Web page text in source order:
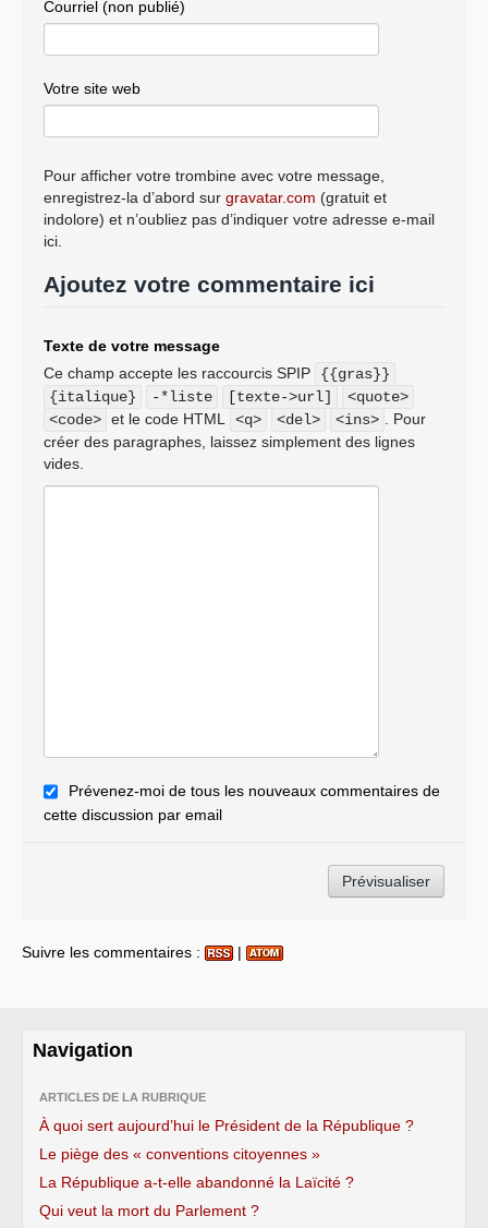
Courriel (non publié)
Votre site web
Pour afficher votre trombine avec votre message,
enregistrez-la d’abord sur gravatar.com (gratuit et
indolore) et n’oubliez pas d’indiquer votre adresse e-mail
ici.
Ajoutez votre commentaire ici
Texte de votre message
Ce champ accepte les raccourcis SPIP
{{gras}}
{italique}
-*liste [texte->url]
<quote>
<code> et le code HTML <q> <del> <ins>
. Pour
créer des paragraphes, laissez simplement des lignes
vides.
Prévenez-moi de tous les nouveaux commentaires de
cette discussion par email
Suivre les commentaires : |
Navigation
ARTICLES DE LA RUBRIQUE
À quoi sert aujourd’hui le Président de la République ?
Le piège des « conventions citoyennes »
La République a-t-elle abandonné la Laïcité ?
Qui veut la mort du Parlement ?